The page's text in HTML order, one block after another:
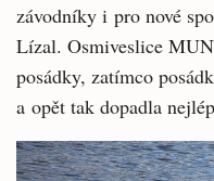
závodníky i pro nové
Lízal. Osmiveslice
posádky, zatímco
a opět tak dopadla